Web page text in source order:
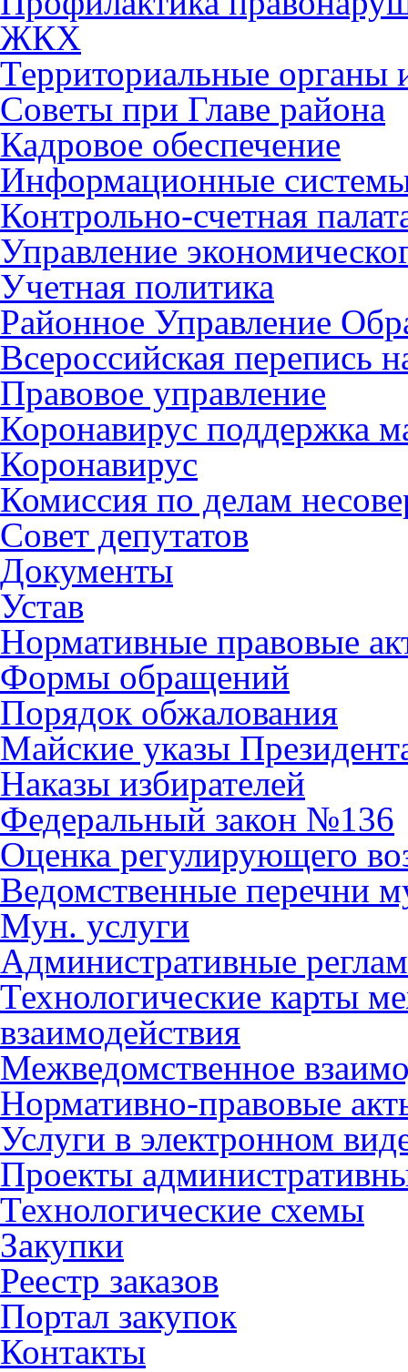
ЖКХ
Территориальные органы
Советы при Главе района
Кадровое обеспечение
Информационные
Контрольно-счетная
Управление
Учетная политика
Районное Управление
Всероссийская перепись
Правовое управление
Коронавирус поддержка
Коронавирус
Комиссия по делам
Совет депутатов
Документы
Устав
Нормативные правовые
Формы обращений
Порядок обжалования
Майские указы
Наказы избирателей
Федеральный закон №136
Оценка регулирующего
Ведомственные перечни
Мун. услуги
Административные
Технологические карты
взаимодействия
Межведомственное
Нормативно-правовые
Услуги в электронном
Проекты
Технологические схемы
Закупки
Реестр заказов
Портал закупок
Контакты